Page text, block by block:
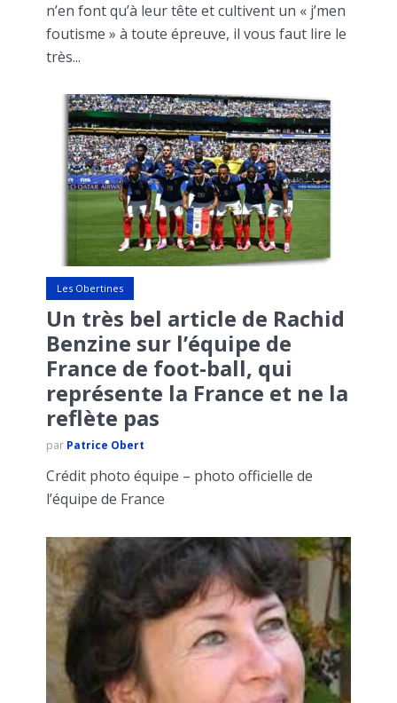
n’en font qu’à leur tête et cultivent un « j’men
foutisme » à toute épreuve, il vous faut lire le
très...
Les Obertines
Un très bel article de Rachid
Benzine sur l’équipe de
France de foot-ball, qui
représente la France et ne la
reflète pas
par Patrice Obert
Crédit photo équipe – photo officielle de
l’équipe de France